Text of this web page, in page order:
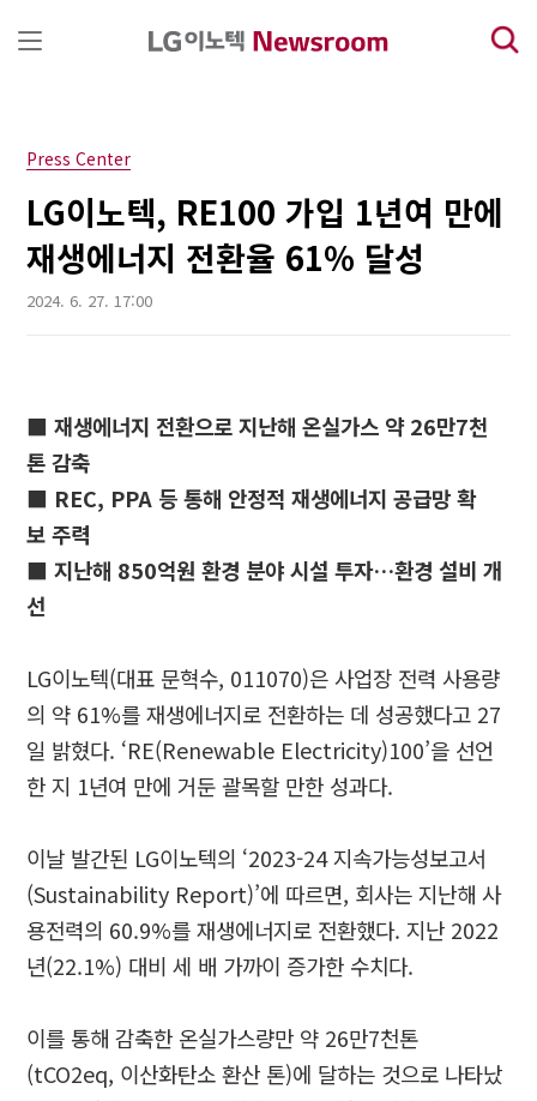
Press Center
LG이노텍, RE100 가입 1년여 만에
재생에너지 전환율 61% 달성
2024. 6. 27. 17:00
■ 재생에너지 전환으로 지난해 온실가스 약 26만7천
톤 감축
■ REC, PPA 등 통해 안정적 재생에너지 공급망 확
보 주력
■ 지난해 850억원 환경 분야 시설 투자…환경 설비 개
선
LG이노텍(대표 문혁수, 011070)은 사업장 전력 사용량
의 약 61%를 재생에너지로 전환하는 데 성공했다고 27
일 밝혔다. ‘RE(Renewable Electricity)100’을 선언
한 지 1년여 만에 거둔 괄목할 만한 성과다.
이날 발간된 LG이노텍의 ‘2023-24 지속가능성보고서
(Sustainability Report)’에 따르면, 회사는 지난해 사
용전력의 60.9%를 재생에너지로 전환했다. 지난 2022
년(22.1%) 대비 세 배 가까이 증가한 수치다.
이를 통해 감축한 온실가스량만 약 26만7천톤
(tCO2eq, 이산화탄소 환산 톤)에 달하는 것으로 나타났